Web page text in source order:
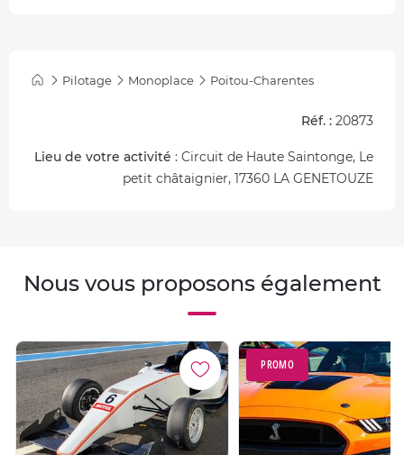
Pilotage Monoplace Poitou-Charentes
Réf. : 20873
Lieu de votre activité : Circuit de Haute Saintonge, Le
petit châtaignier, 17360 LA GENETOUZE
Nous vous proposons également
PROMO